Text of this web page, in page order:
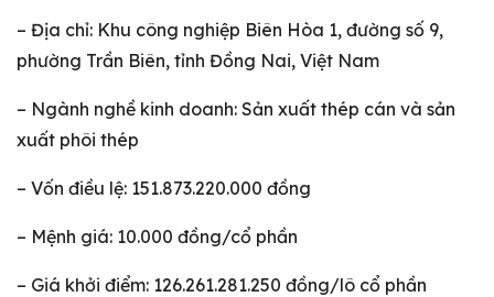
– Địa chỉ: Khu công nghiệp Biên Hòa 1, đường số 9,
phường Trần Biên, tỉnh Đồng Nai, Việt Nam
– Ngành nghề kinh doanh: Sản xuất thép cán và sản
xuất phôi thép
– Vốn điều lệ: 151.873.220.000 đồng
– Mệnh giá: 10.000 đồng/cổ phần
– Giá khởi điểm: 126.261.281.250 đồng/lô cổ phần